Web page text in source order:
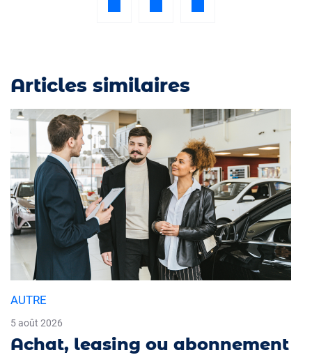
Articles similaires
AUTRE
5 août 2026
Achat, leasing ou abonnement